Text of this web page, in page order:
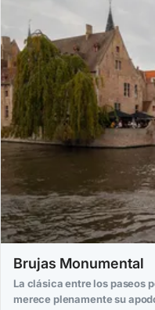
Brujas Monumental
La clásica entre los paseos
merece plenamente su